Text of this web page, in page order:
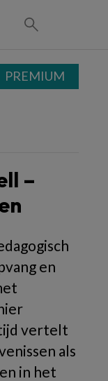
–
en
vertelt
als
in het
PREMIUM